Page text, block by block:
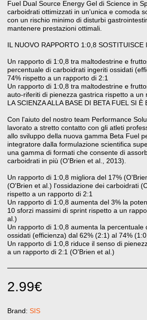
Fuel Dual Source Energy Gel di Science in
carboidrati ottimizzati in un'unica e comoda
con un rischio minimo di disturbi
mantenere prestazioni ottimali.
IL NUOVO RAPPORTO 1:0,8 SOSTITUISCE
Un rapporto di 1:0,8 tra maltodestrine e
percentuale di carboidrati ingeriti ossidati
74% rispetto a un rapporto di 2:1
Un rapporto di 1:0,8 tra maltodestrine e
auto-riferiti di pienezza gastrica rispetto a un
LA SCIENZA ALLA BASE DI BETA FUEL SI È
Con l'aiuto del nostro team Performance
lavorato a stretto contatto con gli atleti
allo sviluppo della nuova gamma Beta Fuel
integratore dalla formulazione scientifica
una gamma di formati che consente di
carboidrati in più (O'Brien et al., 2013).
Un rapporto di 1:0,8 migliora del 17%
(O'Brien et al.) l'ossidazione dei carboidrati
rispetto a un rapporto di 2:1
Un rapporto di 1:0,8 aumenta del 3% la
10 sforzi massimi di sprint rispetto a un
al.)
Un rapporto di 1:0,8 aumenta la percentuale
ossidati (efficienza) dal 62% (2:1) al 74%
Un rapporto di 1:0,8 riduce il senso di
a un rapporto di 2:1 (O'Brien et al.)
2.99€
Brand: SIS